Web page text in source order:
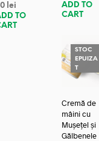
lei
TO
ADD TO
CART
STOC
EPUIZA
T
Cremă de
mâini cu
Mușețel și
Gălbenele